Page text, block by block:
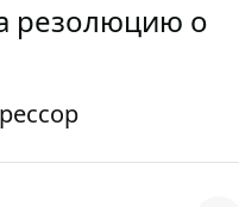
резолюцию о